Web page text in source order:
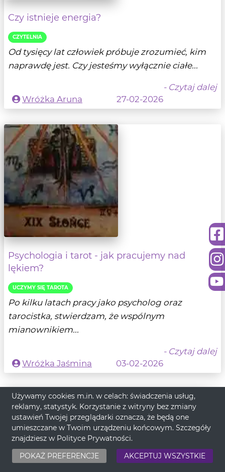
Czy istnieje energia?
CZYTELNIA
Od tysięcy lat człowiek próbuje zrozumieć, kim
naprawdę jest. Czy jesteśmy wyłącznie ciałe...
- Czytaj dalej
Wróżka Aruna
27-02-2026
Psychologia i tarot - jak pracujemy nad
lękiem?
UCZYMY SIĘ TAROTA
Po kilku latach pracy jako psycholog oraz
tarocistka, stwierdzam, że wspólnym
mianownikiem...
- Czytaj dalej
Wróżka Jaśmina
03-02-2026
Używamy cookies m.in. w celach: świadczenia usług,
reklamy, statystyk. Korzystanie z witryny bez zmiany
ustawień Twojej przeglądarki oznacza, że będą one
umieszczane w Twoim urządzeniu końcowym. Szczegóły
znajdziesz w Polityce Prywatności.
POKAŻ PREFERENCJE
AKCEPTUJ WSZYSTKIE